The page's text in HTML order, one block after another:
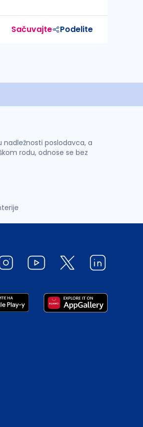
Sačuvajte Podelite
nadležnosti poslodavca, a
rodu, odnose se bez